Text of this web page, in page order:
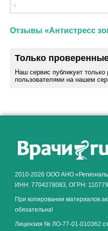
.
Отзывы «Антистресс
Только
Наш сервис публикует
пользователями на нашем
2010-2026 ООО АНО
ИНН: 7704278083, ОГРН:
При копировании материалов
обязательна!
Лицензия № ЛО-77-01-010362